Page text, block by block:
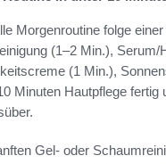
Morgenroutine folge
(1–2 Min.), Serum/
(1 Min.),
Minuten Hautpflege fertig
Gel- oder